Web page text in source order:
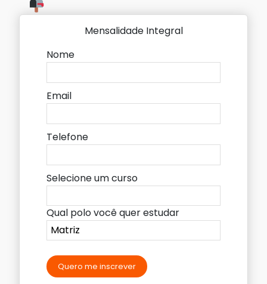
Mensalidade Integral
Nome
Email
Telefone
Selecione um curso
Qual polo você quer estudar
Quero me inscrever